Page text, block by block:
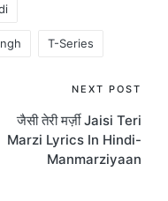
T-Series
NEXT POST
जैसी तेरी मर्ज़ी Jaisi Teri
Marzi Lyrics In Hindi-
Manmarziyaan